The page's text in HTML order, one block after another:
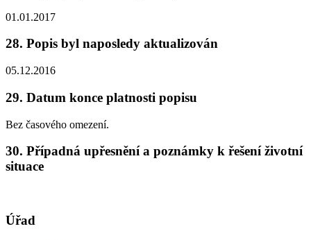
01.01.2017
28. Popis byl naposledy aktualizován
05.12.2016
29. Datum konce platnosti popisu
Bez časového omezení.
30. Případná upřesnění a poznámky k řešení životní
situace
Úřad